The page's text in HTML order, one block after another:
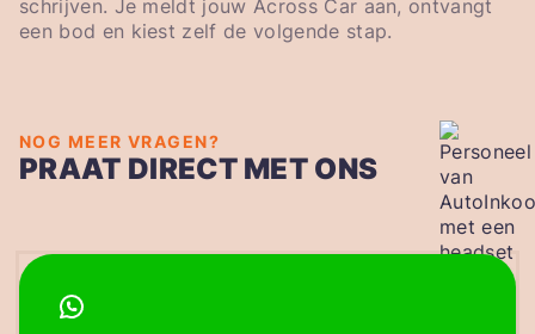
schrijven. Je meldt jouw Across Car aan, ontvangt
een bod en kiest zelf de volgende stap.
NOG MEER VRAGEN?
PRAAT DIRECT MET ONS